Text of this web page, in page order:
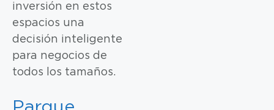
inversión en estos
espacios una
decisión inteligente
para negocios de
todos los tamaños.